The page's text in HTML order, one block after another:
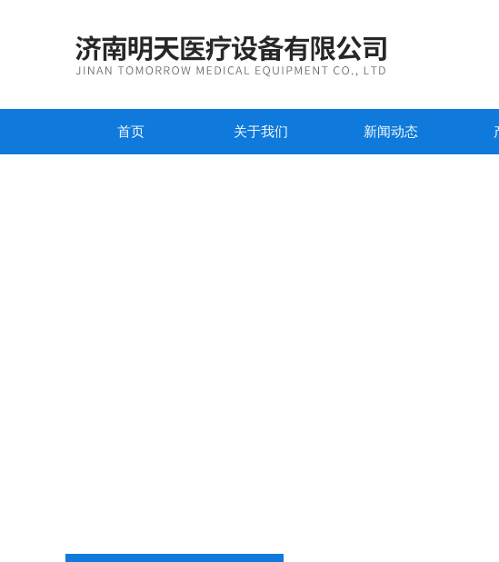
首页 关于我们 新闻动态